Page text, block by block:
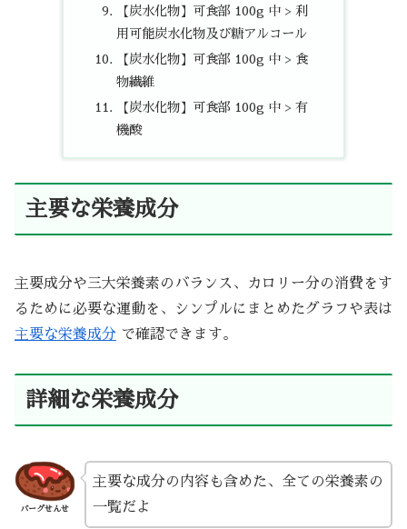
【炭水化物】可食部 100g 中 > 利
用可能炭水化物及び糖アルコール
【炭水化物】可食部 100g 中 > 食
物繊維
【炭水化物】可食部 100g 中 > 有
機酸
主要な栄養成分
主要成分や三大栄養素のバランス、カロリー分の消費をす
るために必要な運動を、シンプルにまとめたグラフや表は
主要な栄養成分 で確認できます。
詳細な栄養成分
バーグせんせ
主要な成分の内容も含めた、全ての栄養素の
一覧だよ